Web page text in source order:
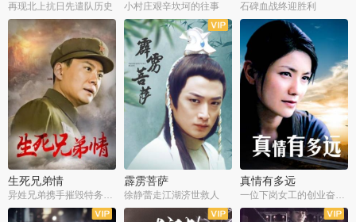
再现北上抗日先遣队历史 小村庄艰辛坎坷的往事
石碑血战终迎胜利
全37集
生死兄弟情
异姓兄弟携手摧毁特务阴谋
全40集
霹雳菩萨
徐静蕾走江湖济世救人
全25集
真情有多远
一位下岗女工的创业奋斗史
全22集
全39集 全36集